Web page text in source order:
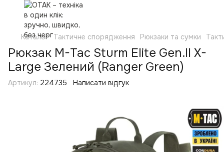
Каталог Тактичне спорядження Рюкзаки та сумки
Рюкзак M-Tac Sturm Elite Gen.II X-
Large Зелений (Ranger Green)
Артикул: 224735 Написати відгук